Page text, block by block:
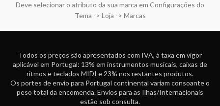
Deve selecionar o atributo da sua marca em Configurações do
Tema -> Loja -> Marcas
Todos os preços são apresentados com IVA, à taxa em vigor
aplicável em Portugal: 13% em instrumentos musicais, caixas de
ritmos e teclados MIDI e 23% nos restantes produtos.
Os portes de envio para Portugal continental variam consoante o
peso total da encomenda. Envios para as Ilhas/Internacionais
estão sob consulta.